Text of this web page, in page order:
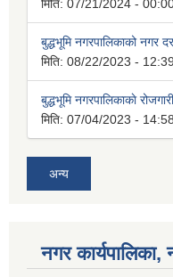
मिति: 07/21/2024 -
बुद्धभूमि नगरपालिकाको नगर
मिति: 08/22/2023 - 12:39
बुद्धभूमि नगरपालिकाकाे
मिति: 07/04/2023 - 14:58
अन्य
नगर